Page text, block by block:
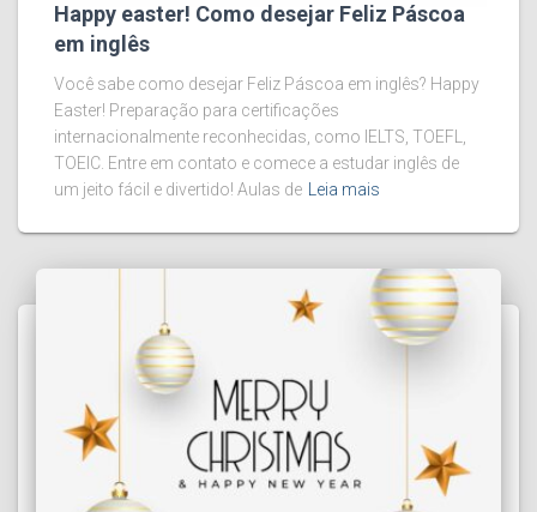
Happy easter! Como desejar Feliz Páscoa
em inglês
Você sabe como desejar Feliz Páscoa em inglês? Happy
Easter! Preparação para certificações
internacionalmente reconhecidas, como IELTS, TOEFL,
TOEIC. Entre em contato e comece a estudar inglês de
um jeito fácil e divertido! Aulas de Leia mais